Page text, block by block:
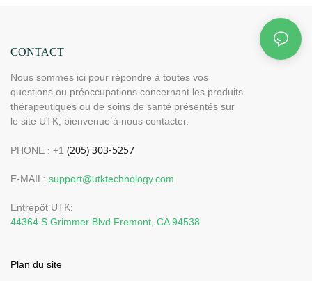
CONTACT
Nous sommes ici pour répondre à toutes vos
questions ou préoccupations concernant les produits
thérapeutiques ou de soins de santé présentés sur
le site UTK, bienvenue à nous contacter.
PHONE : +1
E-MAIL: support@utktechnology.com
Entrepôt UTK:
44364 S Grimmer Blvd Fremont, CA 94538
Plan du site